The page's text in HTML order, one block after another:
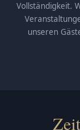
Vollständigkeit.
unseren